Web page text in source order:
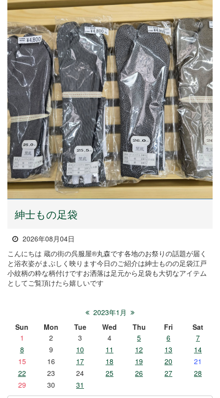
紳士もの足袋
2026年08月04日
こんにちは 蔵の街の呉服屋®丸森です各地のお祭りの話題が届く
と浴衣姿がまぶしく映ります今日のご紹介は紳士ものの足袋江戸
小紋柄の粋な柄付けですお洒落は足元から足袋も大切なアイテム
としてご覧頂けたら嬉しいです
2023年1月
Sun
Mon Tue Wed Thu Fri
Sat
1
2 3 4 5 6
7
8
9 10 11 12 13
14
15
16 17 18 19 20
21
22
23 24 25 26 27
28
29
30
31